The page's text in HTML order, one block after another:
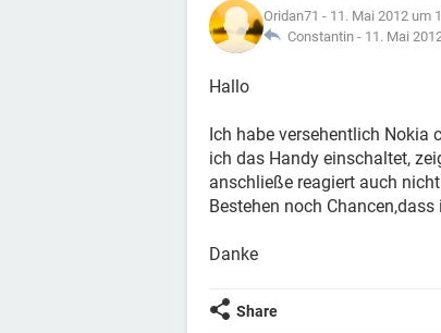
Oridan71 - 11. Mai 2012 um
Constantin - 11. Mai
Hallo
Ich habe versehentlich Nokia
ich das Handy einschaltet,
anschließe reagiert auch nicht
Bestehen noch
Danke
Share